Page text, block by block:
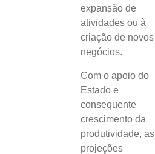
expansão de
atividades ou à
criação de novos
negócios.
Com o apoio do
Estado e
consequente
crescimento da
produtividade, as
projeções